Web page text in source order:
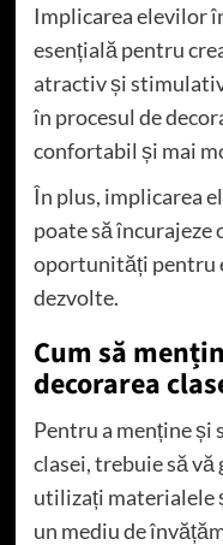
Implicarea elevilor
esențială pentru
atractiv și
în procesul de
confortabil și mai
În plus, implicarea
poate să încurajeze
oportunități pentru
dezvolte.
Cum să
decorarea
Pentru a menține și
clasei, trebuie să vă
utilizați materialele
un mediu de